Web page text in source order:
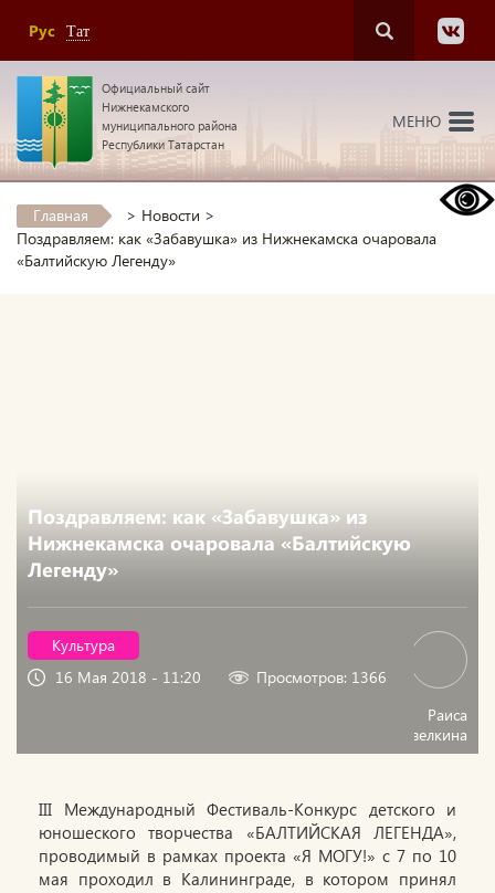
Рус Тат
Официальный сайт
Нижнекамского
муниципального района
Республики Татарстан
МЕНЮ
Главная > Новости >
Поздравляем: как «Забавушка» из Нижнекамска очаровала
«Балтийскую Легенду»
Поздравляем: как «Забавушка» из
Нижнекамска очаровала «Балтийскую
Легенду»
Культура
16 Мая 2018 - 11:20
Просмотров: 1366
Раиса
Павелкина
III Международный Фестиваль-Конкурс детского и
юношеского творчества «БАЛТИЙСКАЯ ЛЕГЕНДА»,
проводимый в рамках проекта «Я МОГУ!» с 7 по 10
мая проходил в Калининграде, в котором принял